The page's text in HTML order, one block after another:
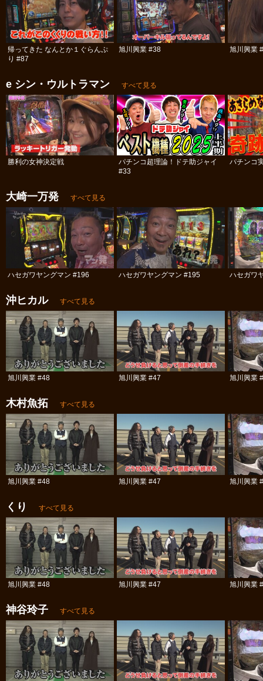
帰ってきた なんとか１ぐらんぷ
り #87
旭川興業 #38 旭川興業
e シン・ウルトラマン すべて見る
勝利の女神決定戦
パチンコ超理論！ドテ助ジャイ
#33
パチンコ
大崎一万発 すべて見る
ハセガワヤングマン #196 ハセガワヤングマン #195 ハセガワ
沖ヒカル すべて見る
旭川興業 #48 旭川興業 #47 旭川興業
木村魚拓 すべて見る
旭川興業 #48 旭川興業 #47 旭川興業
くり すべて見る
旭川興業 #48 旭川興業 #47 旭川興業
神谷玲子 すべて見る